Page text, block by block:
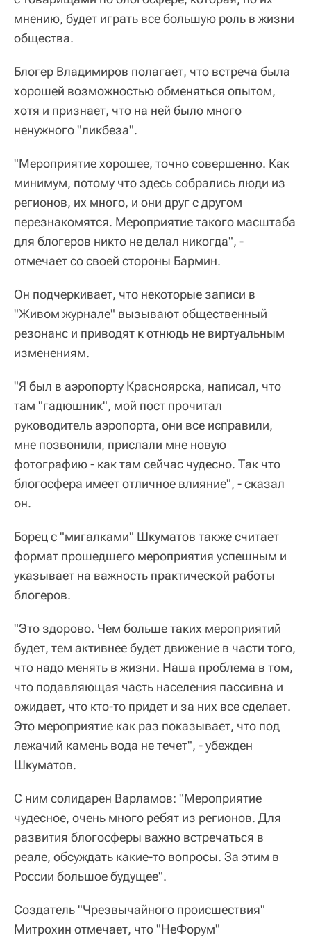
мнению, будет играть все большую роль в жизни
общества.
Блогер Владимиров полагает, что встреча была
хорошей возможностью обменяться опытом,
хотя и признает, что на ней было много
ненужного "ликбеза".
"Мероприятие хорошее, точно совершенно. Как
минимум, потому что здесь собрались люди из
регионов, их много, и они друг с другом
перезнакомятся. Мероприятие такого масштаба
для блогеров никто не делал никогда", -
отмечает со своей стороны Бармин.
Он подчеркивает, что некоторые записи в
"Живом журнале" вызывают общественный
резонанс и приводят к отнюдь не виртуальным
изменениям.
"Я был в аэропорту Красноярска, написал, что
там "гадюшник", мой пост прочитал
руководитель аэропорта, они все исправили,
мне позвонили, прислали мне новую
фотографию - как там сейчас чудесно. Так что
блогосфера имеет отличное влияние", - сказал
он.
Борец с "мигалками" Шкуматов также считает
формат прошедшего мероприятия успешным и
указывает на важность практической работы
блогеров.
"Это здорово. Чем больше таких мероприятий
будет, тем активнее будет движение в части того,
что надо менять в жизни. Наша проблема в том,
что подавляющая часть населения пассивна и
ожидает, что кто-то придет и за них все сделает.
Это мероприятие как раз показывает, что под
лежачий камень вода не течет", - убежден
Шкуматов.
С ним солидарен Варламов: "Мероприятие
чудесное, очень много ребят из регионов. Для
развития блогосферы важно встречаться в
реале, обсуждать какие-то вопросы. За этим в
России большое будущее".
Создатель "Чрезвычайного происшествия"
Митрохин отмечает, что "НеФорум"